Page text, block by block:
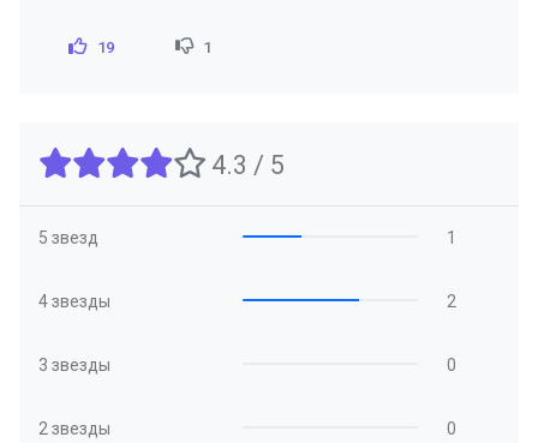
19 1
4.3 / 5
5 звезд 1
4 звезды 2
3 звезды 0
2 звезды 0